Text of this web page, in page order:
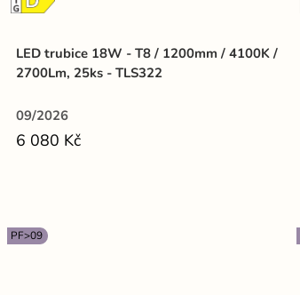
LED trubice 18W - T8 / 1200mm / 4100K /
2700Lm, 25ks - TLS322
09/2026
6 080 Kč
PF>09